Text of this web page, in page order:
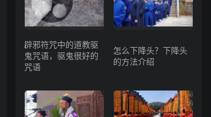
辟邪符咒中的道教驱
鬼咒语，驱鬼很好的
咒语
怎么下降头？下降头
的方法介绍